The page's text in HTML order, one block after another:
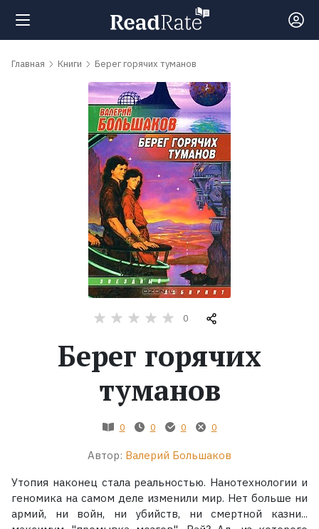
Поиск
обсуждаемые
Жанры
Экранизации
Главная Книги Берег горячих туманов
0
Берег горячих
туманов
0 0 0 0
Автор: Валерий Большаков
Утопия наконец стала реальностью. Нанотехнологии и
геномика на самом деле изменили мир. Нет больше ни
армий, ни войн, ни убийств, ни смертной казни...